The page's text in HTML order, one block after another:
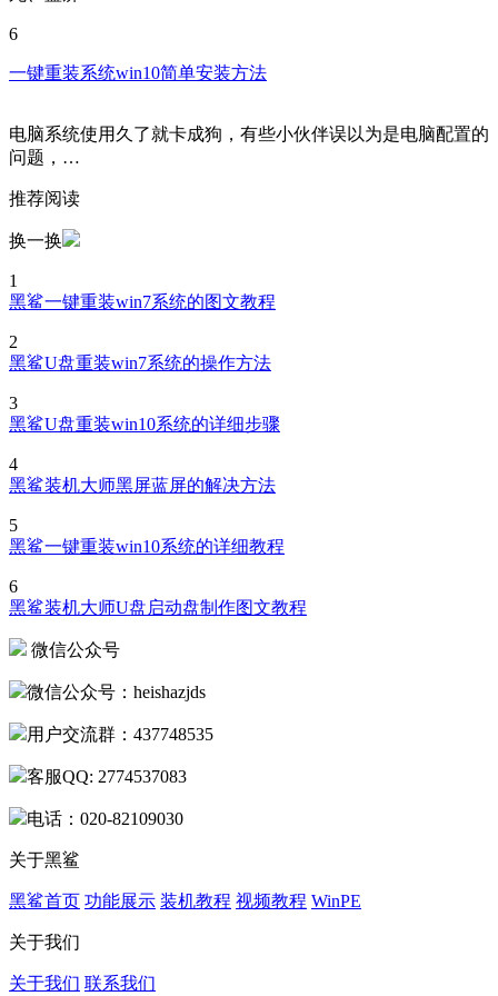
6
一键重装系统win10简单安装方法
电脑系统使用久了就卡成狗，有些小伙伴误以为是电脑配置的
问题，…
推荐阅读
换一换
1
黑鲨一键重装win7系统的图文教程
2
黑鲨U盘重装win7系统的操作方法
3
黑鲨U盘重装win10系统的详细步骤
4
黑鲨装机大师黑屏蓝屏的解决方法
5
黑鲨一键重装win10系统的详细教程
6
黑鲨装机大师U盘启动盘制作图文教程
微信公众号
微信公众号：heishazjds
用户交流群：437748535
客服QQ: 2774537083
电话：020-82109030
关于黑鲨
黑鲨首页 功能展示 装机教程 视频教程 WinPE
关于我们
关于我们 联系我们